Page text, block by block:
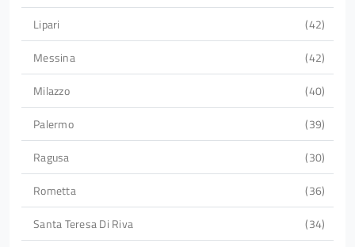
Lipari
42
Messina
42
Milazzo
40
Palermo
39
Ragusa
30
Rometta
36
Santa Teresa Di Riva
34